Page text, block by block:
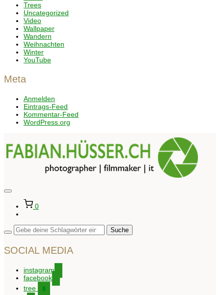
Trees
Uncategorized
Video
Wallpaper
Wandern
Weihnachten
Winter
YouTube
Meta
Anmelden
Eintrags-Feed
Kommentar-Feed
WordPress.org
Seitenleiste
Navigation
umschalten
0
SOCIAL MEDIA
instagram
facebook
tree